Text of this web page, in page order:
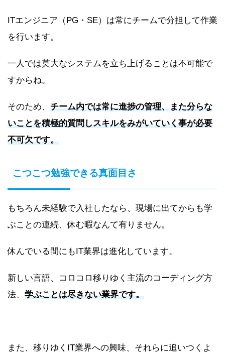
ITエンジニア（PG・SE）は常にチームで分担して作業
を行います。
一人では莫大なシステムを立ち上げることは不可能で
すからね。
そのため、 チーム内では常に進捗の管理、また分らな
いことを積極的質問しスキルをみがいていく事が必要
不可欠です。
こつこつ勉強できる真面目さ
もちろん未経験で入社したなら、現場に出てからも学
ぶことの連続、休む暇なんて有りません。
休んでいる間にもIT業界は進化しています。
新しい言語、コロコロ移りゆく主流のコーディング方
法、 学ぶことは尽きない業界です。
また、移りゆくIT業界への興味、それらに追いつくよ